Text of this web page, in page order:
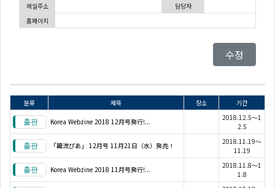
메일주소
담당자
홈페이지
수정
분류 제목 장소 기간
Korea Webzine 2018 12月号発行!...
2018.12.5～1
2.5
「韓流ぴあ」 12月号 11月21日（水）発売！
2018.11.19～
11.19
Korea Webzine 2018 11月号発行!...
2018.11.8～1
1.8